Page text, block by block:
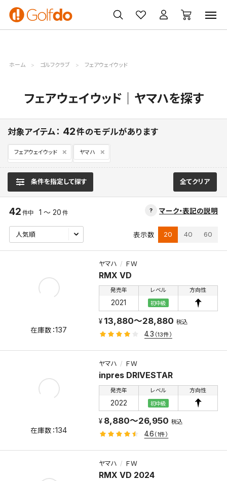
ゴルフ
クラブ
ゴルフ用品
買取
無料査定
クーポン
一覧
ホーム ゴルフクラブ フェアウェイウッド
フェアウェイウッド｜ヤマハを探す
対象アイテム： 42件のモデルがあります
フェアウェイウッド ヤマハ
条件を指定して探す 全てクリア
マーク・表記の説明
42 件中 1 ～ 20 件
表示数 20 40 60
ヤマハ ＦＷ
RMX VD
発売年
2021
レベル
初中級
方向性
137
13,880～28,880 税込
4.3 （13件）
ヤマハ ＦＷ
inpres DRIVESTAR
発売年
2022
レベル
初中級
方向性
134
8,880～26,950 税込
4.6 （1件）
ヤマハ ＦＷ
RMX VD 2024